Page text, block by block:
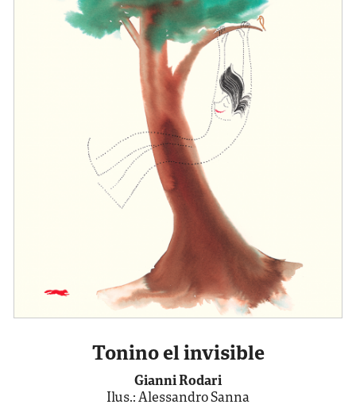
Tonino el invisible
Gianni Rodari
Ilus.: Alessandro Sanna